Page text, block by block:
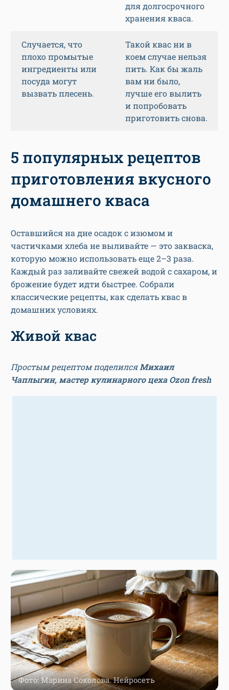
для долгосрочного
хранения кваса.
Случается, что
плохо промытые
ингредиенты или
посуда могут
вызвать плесень.
Такой квас ни в
коем случае нельзя
пить. Как бы жаль
вам ни было,
лучше его вылить
и попробовать
приготовить снова.
5 популярных рецептов
приготовления вкусного
домашнего кваса
Оставшийся на дне осадок с изюмом и
частичками хлеба не выливайте — это закваска,
которую можно использовать еще 2–3 раза.
Каждый раз заливайте свежей водой с сахаром, и
брожение будет идти быстрее. Собрали
классические рецепты, как сделать квас в
домашних условиях.
Живой квас
Простым рецептом поделилсяМихаил
Чаплыгин, мастер кулинарного цеха Ozon fresh
Фото: Марина Соколова. Нейросеть